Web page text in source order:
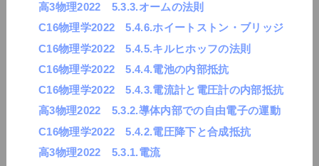
高3物理2022 5.3.3.オームの法則
C16物理学2022 5.4.6.ホイートストン・ブリッジ
C16物理学2022 5.4.5.キルヒホッフの法則
C16物理学2022 5.4.4.電池の内部抵抗
C16物理学2022 5.4.3.電流計と電圧計の内部抵抗
高3物理2022 5.3.2.導体内部での自由電子の運動
C16物理学2022 5.4.2.電圧降下と合成抵抗
高3物理2022 5.3.1.電流